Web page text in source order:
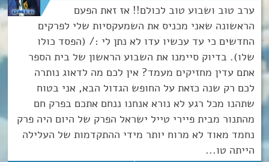
ערב טוב ושבוע טוב לכולם!! אז זאת הפעם
הראשונה שאני מכניס את השמעקסיות שלי לפרקים
החדשים כי עד עכשיו עדו לא נתן לי :/ (הפסד כולו
שלו). בדיוק סיימנו את השבוע הראשון של בית הספר
אתם עדין מחזיקים מעמד? אין לכם מה לדאוג נותרה
לכם רק שנה כזאת על החופש הגדול הבא, אני בטוח
שתהנו מכל רגע לא נורא אנחנו ננחם אתכם בפרק חם
מהתנור מבית פיירי טייל ישראל הפרק של היום היה פרק
נחמד מאוד לא מרוח יותר מידי ההתקדמות של העלילה
הייתה טו...